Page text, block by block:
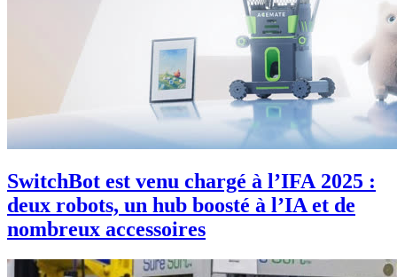
SwitchBot est venu chargé à l’IFA 2025 :
deux robots, un hub boosté à l’IA et de
nombreux accessoires